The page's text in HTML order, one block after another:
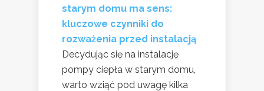
starym domu ma sens:
kluczowe czynniki do
rozważenia przed instalacją
Decydując się na instalację
pompy ciepła w starym domu,
warto wziąć pod uwagę kilka